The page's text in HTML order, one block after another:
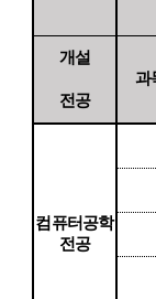
개설
과
전공
컴퓨터공학
전공